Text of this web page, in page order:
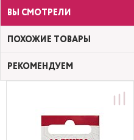
ВЫ СМОТРЕЛИ
ПОХОЖИЕ ТОВАРЫ
РЕКОМЕНДУЕМ